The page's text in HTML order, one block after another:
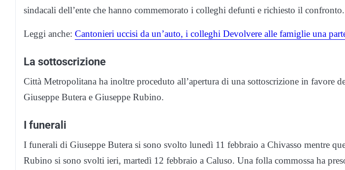
sindacali dell’ente che hanno commemorato i colleghi defunti e richiesto il confronto.
Leggi anche: Cantonieri uccisi da un’auto, i colleghi Devolvere alle famiglie una
La sottoscrizione
Città Metropolitana ha inoltre proceduto all’apertura di una sottoscrizione in favore
Giuseppe Butera e Giuseppe Rubino.
I funerali
I funerali di Giuseppe Butera si sono svolto lunedì 11 febbraio a Chivasso mentre
Rubino si sono svolti ieri, martedì 12 febbraio a Caluso. Una folla commossa ha